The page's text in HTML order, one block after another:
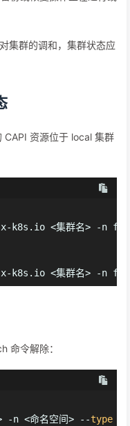
集群的调和，集群状态应
CAPI 资源位于 local 集群
k8s.io <集群名> -n
k8s.io <集群名> -n
命令解除：
-n <命名空间> --type